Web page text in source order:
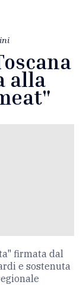
alla
firmata dal
e sostenuta